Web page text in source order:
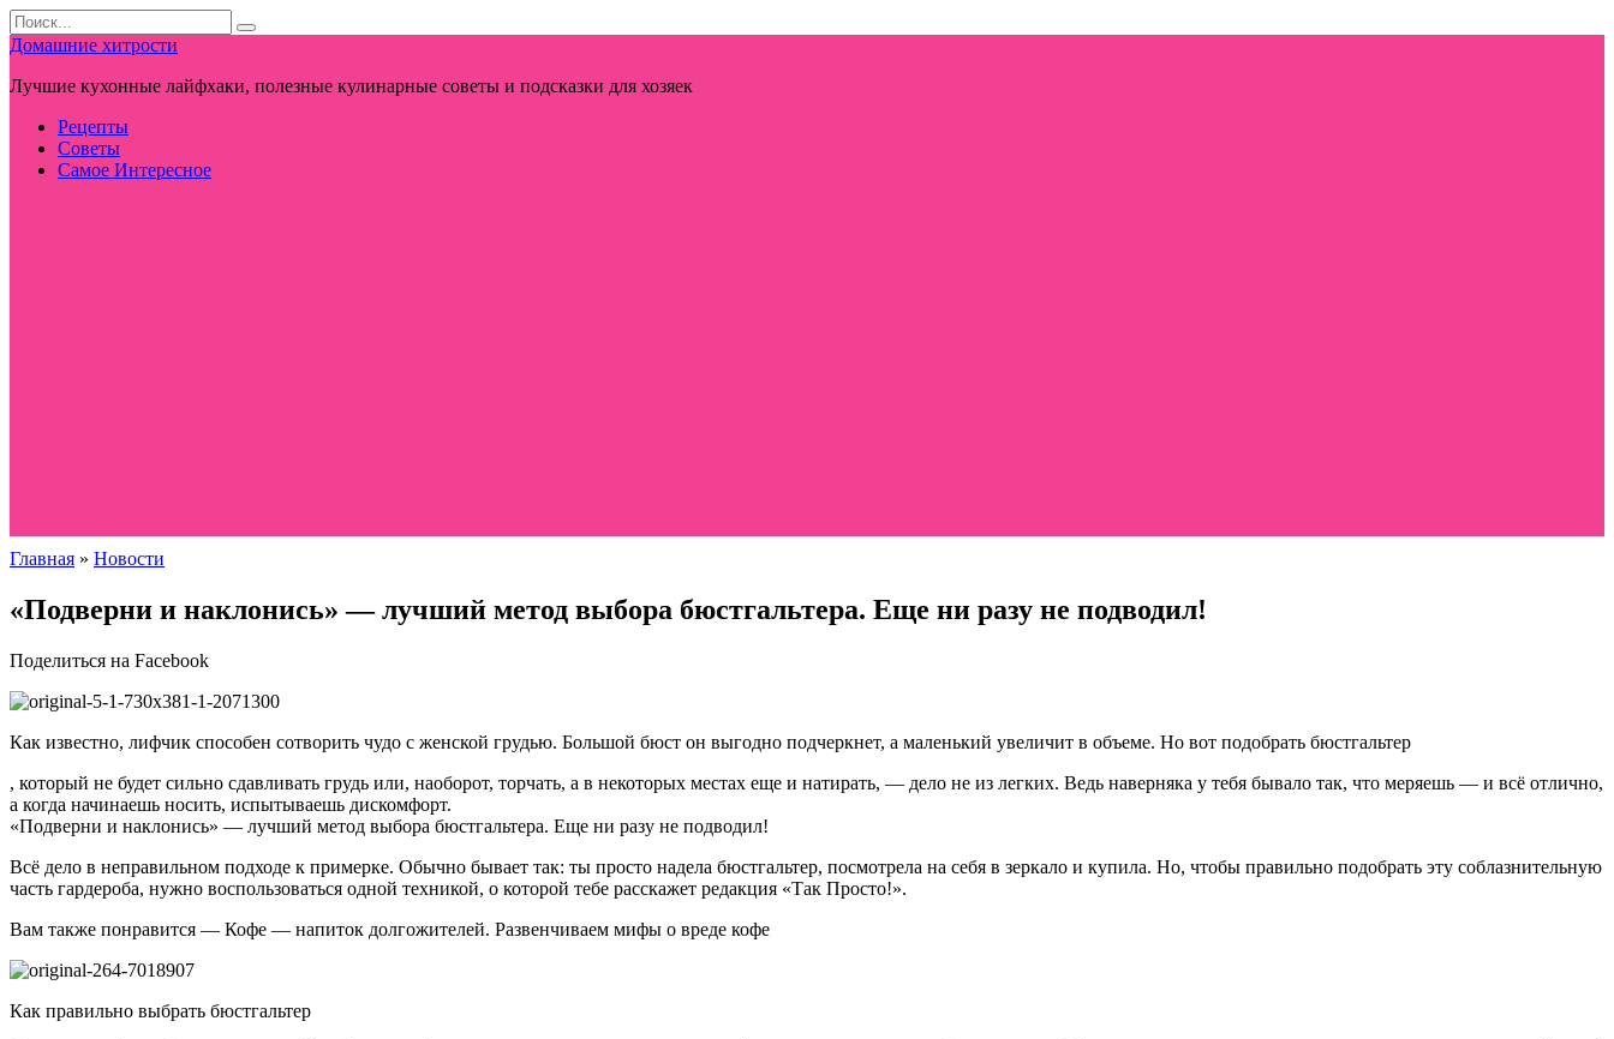
Перейти
к
контенту
Search
for:
Домашние хитрости
Лучшие кухонные лайфхаки, полезные кулинарные советы и подсказки для хозяек
Рецепты
Советы
Самое Интересное
Главная » Новости
«Подверни и наклонись» — лучший метод выбора бюстгальтера. Еще ни разу не подводил!
Поделиться на Facebook
Как известно, лифчик способен сотворить чудо с женской грудью. Большой бюст он выгодно подчеркнет, а маленький увеличит в объеме. Но вот подобрать бюстгальтер
, который не будет сильно сдавливать грудь или, наоборот, торчать, а в некоторых местах еще и натирать, — дело не из легких. Ведь наверняка у тебя бывало так, что меряешь — и всё отлично,
а когда начинаешь носить, испытываешь дискомфорт.
«Подверни и наклонись» — лучший метод выбора бюстгальтера. Еще ни разу не подводил!
Всё дело в неправильном подходе к примерке. Обычно бывает так: ты просто надела бюстгальтер, посмотрела на себя в зеркало и купила. Но, чтобы правильно подобрать эту соблазнительную
часть гардероба, нужно воспользоваться одной техникой, о которой тебе расскажет редакция «Так Просто!».
Вам также понравится — Кофе — напиток долгожителей. Развенчиваем мифы о вреде кофе
Как правильно выбрать бюстгальтер